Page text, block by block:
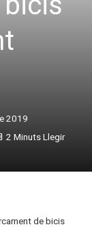
2019
2 Minuts Llegir
de bicis